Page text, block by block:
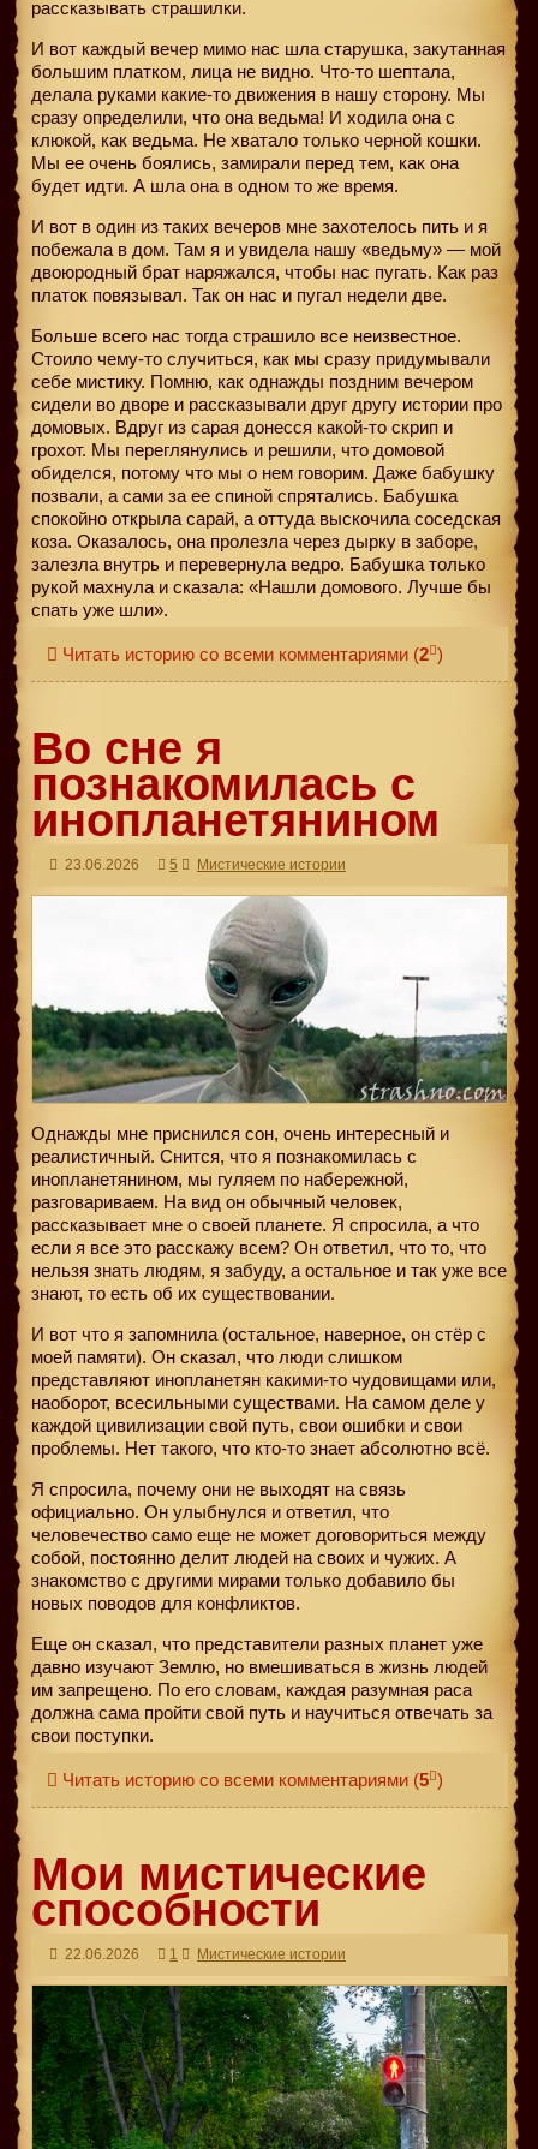
рассказывать страшилки.
И вот каждый вечер мимо нас шла старушка, закутанная
большим платком, лица не видно. Что-то шептала,
делала руками какие-то движения в нашу сторону. Мы
сразу определили, что она ведьма! И ходила она с
клюкой, как ведьма. Не хватало только черной кошки.
Мы ее очень боялись, замирали перед тем, как она
будет идти. А шла она в одном то же время.
И вот в один из таких вечеров мне захотелось пить и я
побежала в дом. Там я и увидела нашу «ведьму» — мой
двоюродный брат наряжался, чтобы нас пугать. Как раз
платок повязывал. Так он нас и пугал недели две.
Больше всего нас тогда страшило все неизвестное.
Стоило чему-то случиться, как мы сразу придумывали
себе мистику. Помню, как однажды поздним вечером
сидели во дворе и рассказывали друг другу истории про
домовых. Вдруг из сарая донесся какой-то скрип и
грохот. Мы переглянулись и решили, что домовой
обиделся, потому что мы о нем говорим. Даже бабушку
позвали, а сами за ее спиной спрятались. Бабушка
спокойно открыла сарай, а оттуда выскочила соседская
коза. Оказалось, она пролезла через дырку в заборе,
залезла внутрь и перевернула ведро. Бабушка только
рукой махнула и сказала: «Нашли домового. Лучше бы
спать уже шли».
Читать историю со всеми комментариями (2 )
Во сне я
познакомилась с
инопланетянином
23.06.2026 5 Мистические истории
Однажды мне приснился сон, очень интересный и
реалистичный. Снится, что я познакомилась с
инопланетянином, мы гуляем по набережной,
разговариваем. На вид он обычный человек,
рассказывает мне о своей планете. Я спросила, а что
если я все это расскажу всем? Он ответил, что то, что
нельзя знать людям, я забуду, а остальное и так уже все
знают, то есть об их существовании.
И вот что я запомнила (остальное, наверное, он стёр с
моей памяти). Он сказал, что люди слишком
представляют инопланетян какими-то чудовищами или,
наоборот, всесильными существами. На самом деле у
каждой цивилизации свой путь, свои ошибки и свои
проблемы. Нет такого, что кто-то знает абсолютно всё.
Я спросила, почему они не выходят на связь
официально. Он улыбнулся и ответил, что
человечество само еще не может договориться между
собой, постоянно делит людей на своих и чужих. А
знакомство с другими мирами только добавило бы
новых поводов для конфликтов.
Еще он сказал, что представители разных планет уже
давно изучают Землю, но вмешиваться в жизнь людей
им запрещено. По его словам, каждая разумная раса
должна сама пройти свой путь и научиться отвечать за
свои поступки.
Читать историю со всеми комментариями (5 )
Мои мистические
способности
22.06.2026 1 Мистические истории